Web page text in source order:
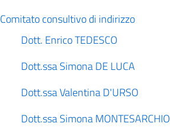
Comitato consultivo di indirizzo
Dott. Enrico TEDESCO
Dott.ssa Simona DE LUCA
Dott.ssa Valentina D'URSO
Dott.ssa Simona MONTESARCHIO